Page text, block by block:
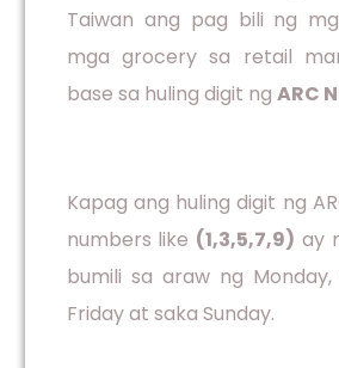
Taiwan ang pag bili ng
mga grocery sa retail
base sa huling digit ng ARC
Kapag ang huling digit ng
numbers like (1,3,5,7,9) ay
bumili sa araw ng Monday,
Friday at saka Sunday.